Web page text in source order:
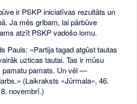
ir PSKP iniciatīvas rezultāts un
Ja mēs gribam, lai pārbūve
atzīt PSKP vadošo lomu.
Pauls: «Partija tagad atgūst tautas
uzticas tautai. Tas ir mūsu
pamatu pamats. Un vēl —
(Laikraksts «Jūrmala», 46.
novembrī.)